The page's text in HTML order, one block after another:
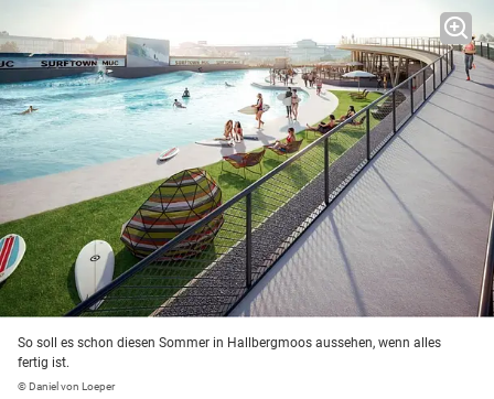
So soll es schon diesen Sommer in Hallbergmoos aussehen, wenn alles
fertig ist.
© Daniel von Loeper